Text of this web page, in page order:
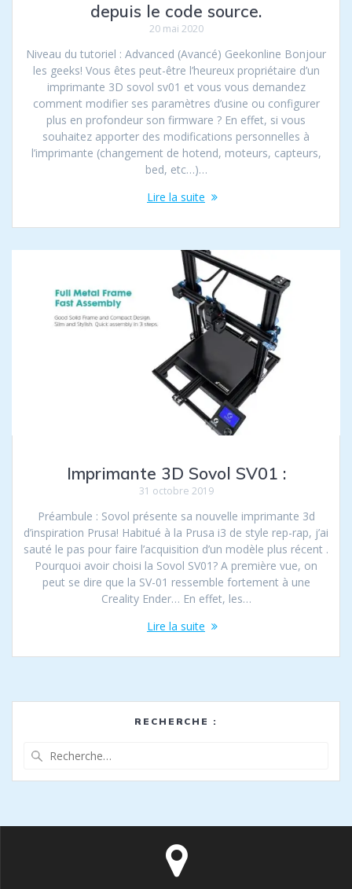
depuis le code source.
20 mai 2020
Niveau du tutoriel : Advanced (Avancé) Geekonline Bonjour
les geeks! Vous êtes peut-être l’heureux propriétaire d’un
imprimante 3D sovol sv01 et vous vous demandez
comment modifier ses paramètres d’usine ou configurer
plus en profondeur son firmware ? En effet, si vous
souhaitez apporter des modifications personnelles à
l’imprimante (changement de hotend, moteurs, capteurs,
bed, etc…)…
Lire la suite
Imprimante 3D Sovol SV01 :
31 octobre 2019
Préambule : Sovol présente sa nouvelle imprimante 3d
d’inspiration Prusa! Habitué à la Prusa i3 de style rep-rap, j’ai
sauté le pas pour faire l’acquisition d’un modèle plus récent .
Pourquoi avoir choisi la Sovol SV01? A première vue, on
peut se dire que la SV-01 ressemble fortement à une
Creality Ender… En effet, les…
Lire la suite
RECHERCHE :
: